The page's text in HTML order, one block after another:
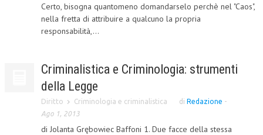
COMITATO EDITORIALE
REDAZIONE
CODICE ETICO
AUTORI
COLLABORA CON NOI
Certo, bisogna quantomeno domandarselo perchè nel "Caos",
nella fretta di attribuire a qualcuno la propria
responsabilità,...
Criminalistica e Criminologia: strumenti
della Legge
Diritto Criminologia e criminalistica di Redazione -
Ago 1, 2013
di Jolanta Grębowiec Baffoni 1. Due facce della stessa